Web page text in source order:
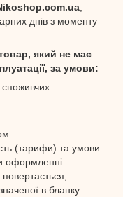
днів з моменту
який не має
за умови:
(тарифи) та умови
оформленні
в бланку